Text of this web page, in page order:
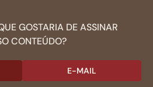
GOSTARIA DE ASSINAR
CONTEÚDO?
E-MAIL